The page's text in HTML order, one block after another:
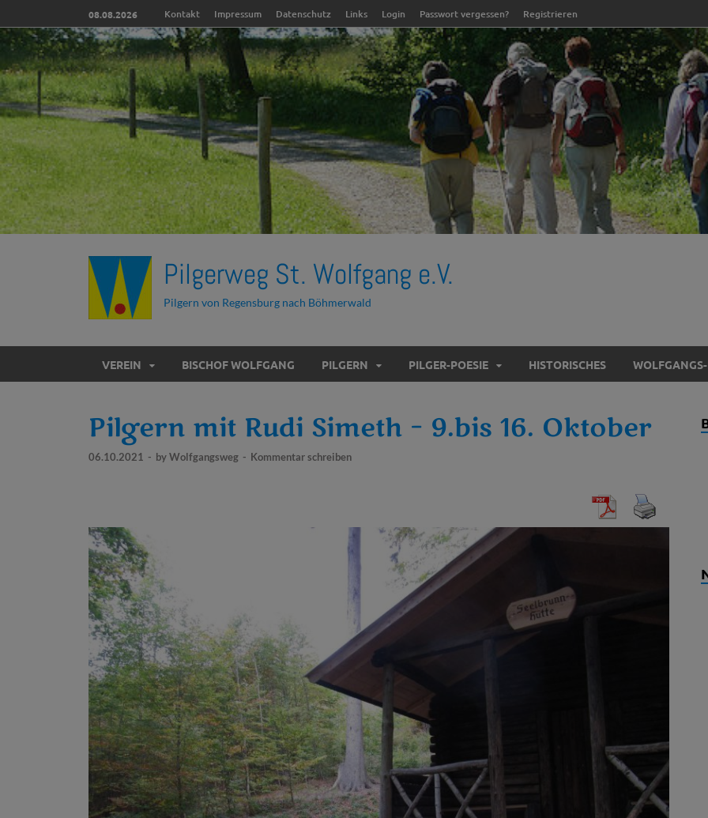
08.08.2026 Kontakt Impressum Datenschutz Links Login Passwort vergessen? Registrieren
Pilgerweg St. Wolfgang e.V.
Pilgern von Regensburg nach Böhmerwald
VEREIN BISCHOF WOLFGANG PILGERN PILGER-POESIE HISTORISCHES
Pilgern mit Rudi Simeth – 9.bis 16. Oktober
06.10.2021 - byWolfgangsweg - Kommentar schreiben